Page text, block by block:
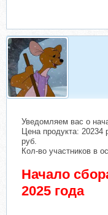
Уведомляем вас о
Цена продукта: 20234
руб.
Кол-во участников в
Начало
2025 года